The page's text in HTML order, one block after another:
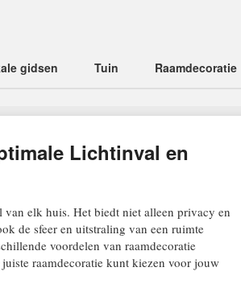
gidsen Tuin Raamdecoratie
Lichtinval en
van elk huis. Het biedt niet alleen privacy en
de sfeer en uitstraling van een ruimte
voordelen van raamdecoratie
raamdecoratie kunt kiezen voor jouw